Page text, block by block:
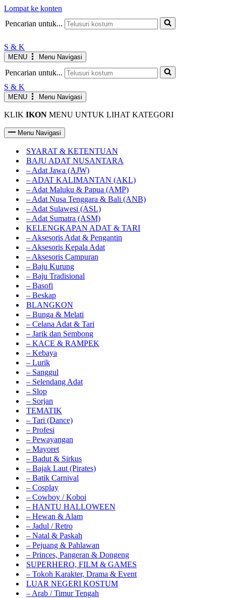
Lompat ke konten
Pencarian untuk...
S & K
MENU Menu Navigasi
Pencarian untuk...
S & K
MENU Menu Navigasi
KLIK IKON MENU UNTUK LIHAT KATEGORI
Menu Navigasi
SYARAT & KETENTUAN
BAJU ADAT NUSANTARA
– Adat Jawa (AJW)
– ADAT KALIMANTAN (AKL)
– Adat Maluku & Papua (AMP)
– Adat Nusa Tenggara & Bali (ANB)
– Adat Sulawesi (ASL)
– Adat Sumatra (ASM)
KELENGKAPAN ADAT & TARI
– Aksesoris Adat & Pengantin
– Aksesoris Kepala Adat
– Aksesoris Campuran
– Baju Kurung
– Baju Tradisional
– Basofi
– Beskap
BLANGKON
– Bunga & Melati
– Celana Adat & Tari
– Jarik dan Sembong
– KACE & RAMPEK
– Kebaya
– Lurik
– Sanggul
– Selendang Adat
– Slop
– Sorjan
TEMATIK
– Tari (Dance)
– Profesi
– Pewayangan
– Mayoret
– Badut & Sirkus
– Bajak Laut (Pirates)
– Batik Carnival
– Cosplay
– Cowboy / Koboi
– HANTU HALLOWEEN
– Hewan & Alam
– Jadul / Retro
– Natal & Paskah
– Pejuang & Pahlawan
– Princes, Pangeran & Dongeng
SUPERHERO, FILM & GAMES
– Tokoh Karakter, Drama & Event
LUAR NEGERI KOSTUM
– Arab / Timur Tengah
JAM KERJA AGUSTUS
Senin-Jumat : 10.00-19.00 WIB
Sabtu : 10.00-17.00 WIB